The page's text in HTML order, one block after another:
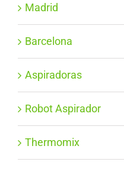
Madrid
Barcelona
Aspiradoras
Robot Aspirador
Thermomix